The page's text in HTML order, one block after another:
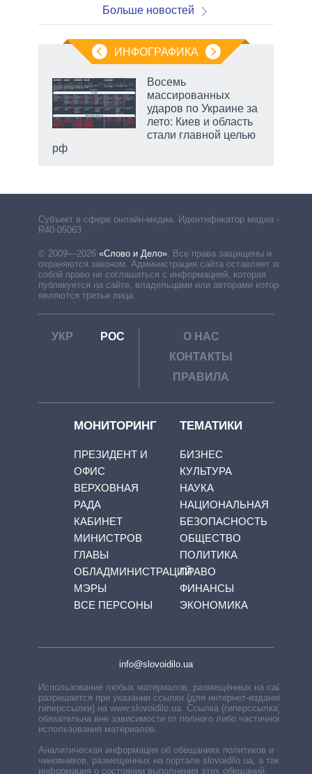
Больше новостей
ИНФОГРАФИКА
Восемь
массированных
ударов по Украине за
лето: Киев и область
стали главной целью
рф
Субъект в сфере онлайн-медиа. Идентификатор медиа –
R40-05063
© 2009—2026 «Слово и Дело»
Все права защищены и
охраняются законом. Администрация сайта оставляет за
собой право не соглашаться с информацией, которая
публикуется на сайте, владельцами или авторами которой
являются третьи лица.
УКР РОС
О НАС
КОНТАКТЫ
ПРАВИЛА
МОНИТОРИНГ
ПРЕЗИДЕНТ И
ОФИС
ВЕРХОВНАЯ
РАДА
КАБИНЕТ
МИНИСТРОВ
ГЛАВЫ
ОБЛАДМИНИСТРАЦИЙ
МЭРЫ
ВСЕ ПЕРСОНЫ
ТЕМАТИКИ
БИЗНЕС
КУЛЬТУРА
НАУКА
НАЦИОНАЛЬНАЯ
БЕЗОПАСНОСТЬ
ОБЩЕСТВО
ПОЛИТИКА
ПРАВО
ФИНАНСЫ
ЭКОНОМИКА
info@slovoidilo.ua
Использование любых материалов, размещённых на сайте,
разрешается при указании ссылки (для интернет-изданий —
гиперссылки) на www.slovoidilo.ua. Ссылка (гиперссылка)
обязательна вне зависимости от полного либо частичного
использования материалов.
Аналитическая информация об обещаниях политиков и
чиновников, размещенных на портале slovoidilo.ua, а также
информация о состоянии выполнения этих обещаний,